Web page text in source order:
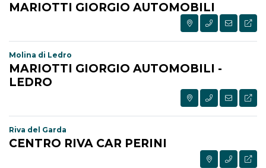
MARIOTTI GIORGIO AUTOMOBILI
Molina di Ledro
MARIOTTI GIORGIO AUTOMOBILI -
LEDRO
Riva del Garda
CENTRO RIVA CAR PERINI